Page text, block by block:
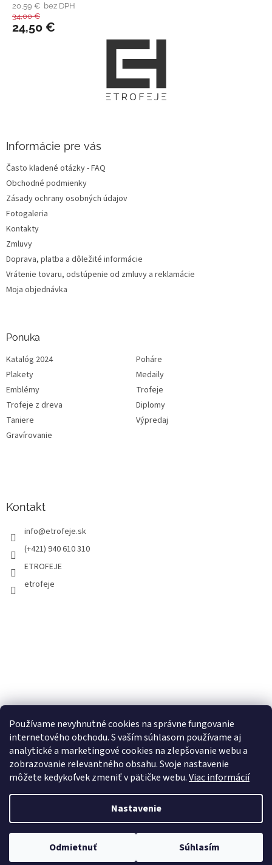
Používame nevyhnutné cookies na správne fungovanie
internetového obchodu. S vaším súhlasom používame aj
analytické a marketingové cookies na zlepšovanie webu a
zobrazovanie relevantného obsahu. Svoje nastavenie
môžete kedykoľvek zmeniť v pätičke webu.Viac informácií
Nastavenie
Odmietnuť Súhlasím
20,59 € bez DPH
34,00 €
24,50 €
Informácie pre vás
Často kladené otázky - FAQ
Obchodné podmienky
Zásady ochrany osobných údajov
Fotogaleria
Kontakty
Zmluvy
Doprava, platba a dôležité informácie
Vrátenie tovaru, odstúpenie od zmluvy a reklamácie
Moja objednávka
Ponuka
Katalóg 2024
Poháre
Plakety
Medaily
Emblémy
Trofeje
Trofeje z dreva
Diplomy
Taniere
Výpredaj
Gravírovanie
Kontakt
info@etrofeje.sk
(+421) 940 610 310
ETROFEJE
etrofeje
Copyright 2026ETROFEJE.sk. Všetky práva vyhradené.Upraviť